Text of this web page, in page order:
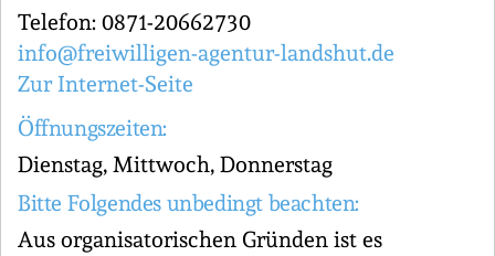
Telefon: 0871-20662730
info@freiwilligen-agentur-landshut.de
Zur Internet-Seite
Öffnungszeiten:
Dienstag, Mittwoch, Donnerstag
Bitte Folgendes unbedingt beachten:
Aus organisatorischen Gründen ist es